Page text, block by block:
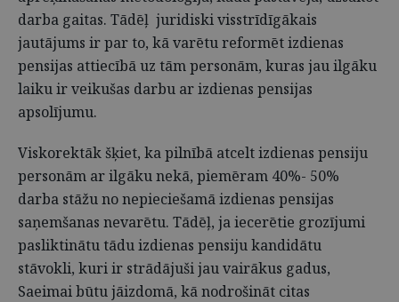
darba gaitas. Tādēļ juridiski visstrīdīgākais
jautājums ir par to, kā varētu reformēt izdienas
pensijas attiecībā uz tām personām, kuras jau ilgāku
laiku ir veikušas darbu ar izdienas pensijas
apsolījumu.
Viskorektāk šķiet, ka pilnībā atcelt izdienas pensiju
personām ar ilgāku nekā, piemēram 40%- 50%
darba stāžu no nepieciešamā izdienas pensijas
saņemšanas nevarētu. Tādēļ, ja iecerētie grozījumi
pasliktinātu tādu izdienas pensiju kandidātu
stāvokli, kuri ir strādājuši jau vairākus gadus,
Saeimai būtu jāizdomā, kā nodrošināt citas